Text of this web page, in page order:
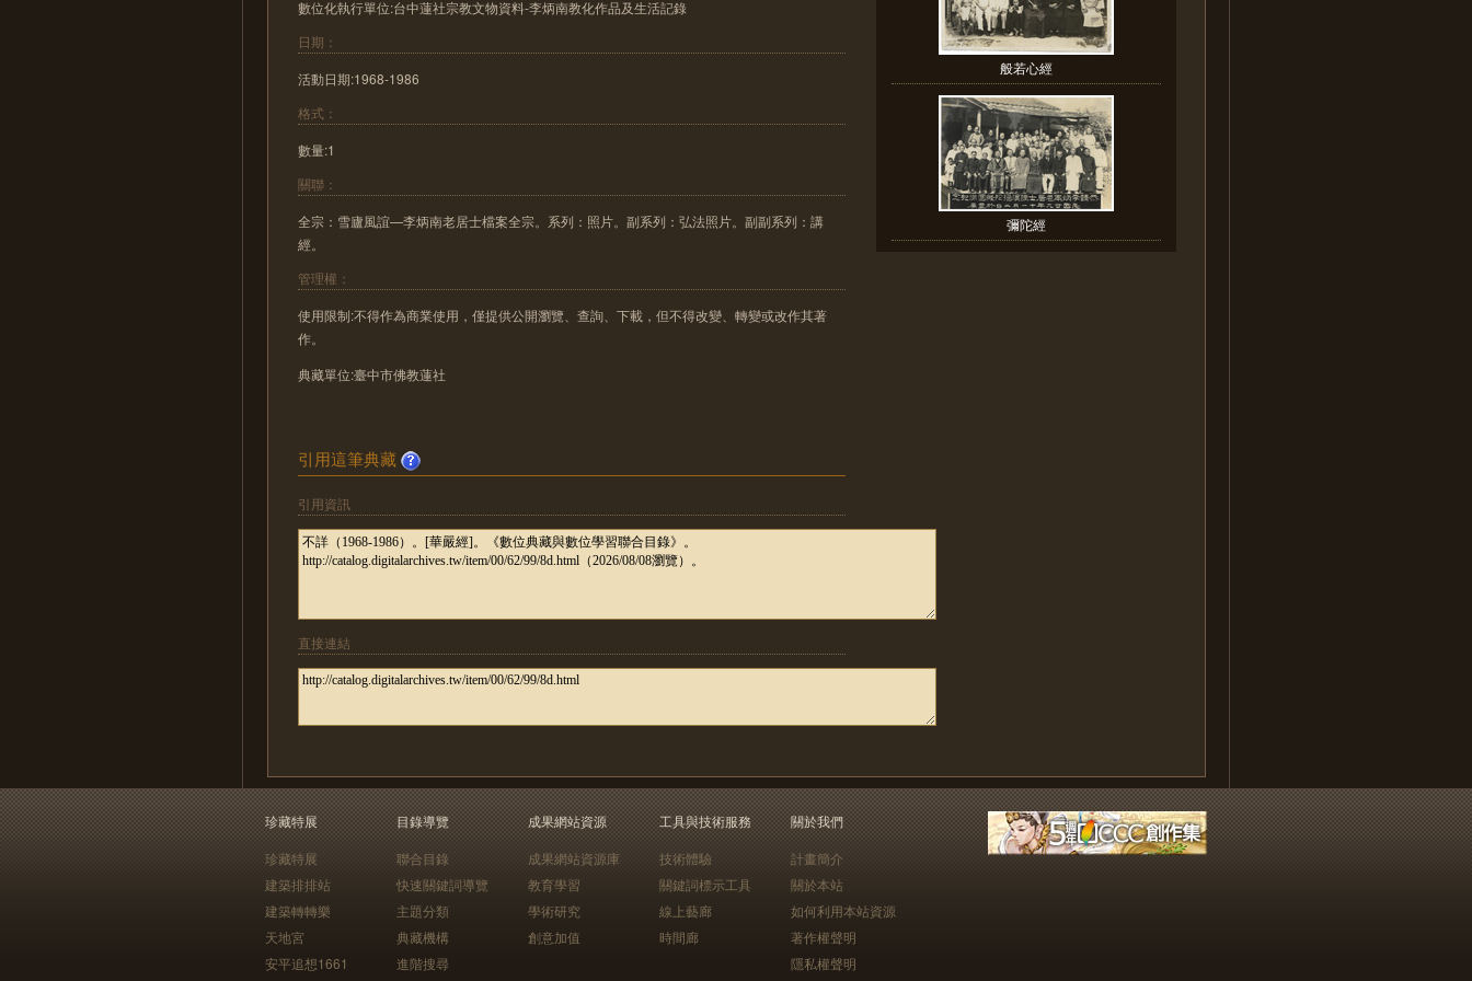
數位化執行單位:台中蓮社宗教文物資料-李炳南教化作品及生活記錄
日期：
活動日期:1968-1986
格式：
數量:1
關聯：
全宗：雪廬風誼—李炳南老居士檔案全宗。系列：照片。副系列：弘法照片。副副系列：講
經。
管理權：
使用限制:不得作為商業使用，僅提供公開瀏覽、查詢、下載，但不得改變、轉變或改作其著
作。
典藏單位:臺中市佛教蓮社
引用這筆典藏
引用資訊
直接連結
般若心經
彌陀經
珍藏特展
珍藏特展
建築排排站
建築轉轉樂
天地宮
安平追想1661
目錄導覽
聯合目錄
快速關鍵詞導覽
主題分類
典藏機構
進階搜尋
成果網站資源
成果網站資源庫
教育學習
學術研究
創意加值
工具與技術服務
技術體驗
關鍵詞標示工具
線上藝廊
時間廊
關於我們
計畫簡介
關於本站
如何利用本站資源
著作權聲明
隱私權聲明